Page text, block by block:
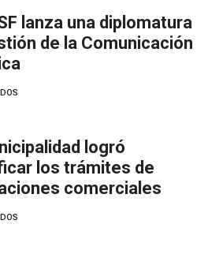
lanza una diplomatura
de la Comunicación
logró
los trámites de
comerciales